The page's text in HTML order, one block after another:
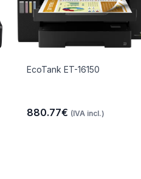
EcoTank ET-16150
880.77€ (IVA incl.)